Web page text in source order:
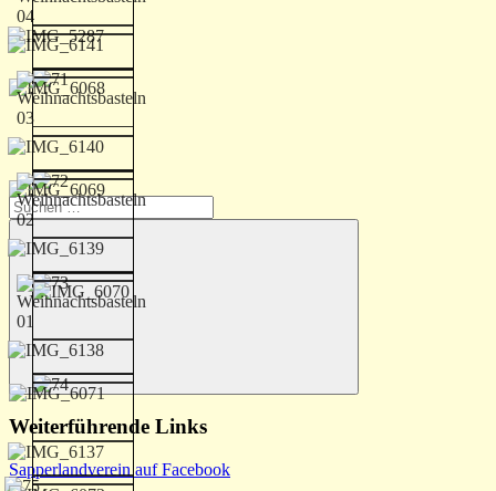
Suchen
nach:
Suchen
Weiterführende Links
Sapperlandverein auf Facebook